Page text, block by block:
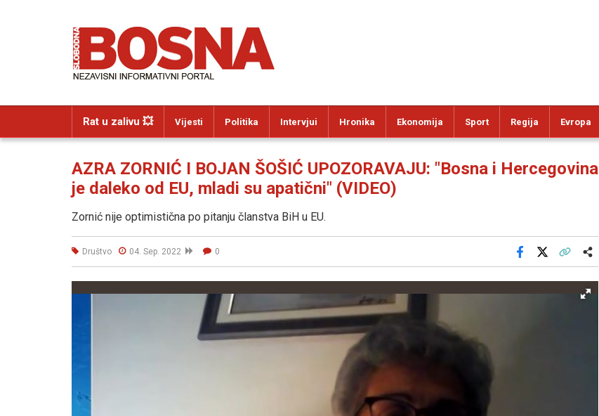
Rat u zalivu 💥 Vijesti Politika Intervjui Hronika Ekonomija Sport Regija Evropa
AZRA ZORNIĆ I BOJAN ŠOŠIĆ UPOZORAVAJU: "Bosna i Hercegovina
je daleko od EU, mladi su apatični" (VIDEO)
Zornić nije optimistična po pitanju članstva BiH u EU.
Društvo 04. Sep. 2022 0
Facebook